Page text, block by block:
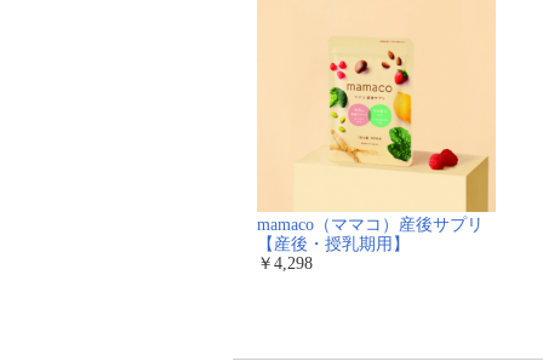
mamaco（ママコ）産後サプリ
【産後・授乳期用】
￥4,298